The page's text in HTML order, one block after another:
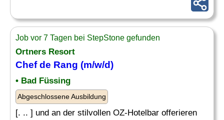
Job vor 7 Tagen bei StepStone gefunden
Ortners Resort
Chefde Rang (m/w/d)
• Bad Füssing
Abgeschlossene Ausbildung
[. .. ] und an der stilvollen OZ-Hotelbar offerieren